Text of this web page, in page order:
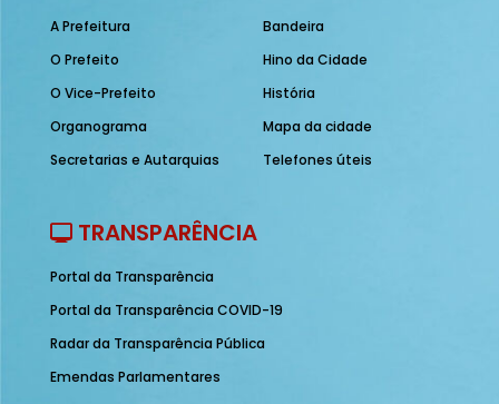
A Prefeitura
O Prefeito
O Vice-Prefeito
Organograma
Secretarias e Autarquias
Bandeira
Hino da Cidade
História
Mapa da cidade
Telefones úteis
TRANSPARÊNCIA
Portal da Transparência
Portal da Transparência COVID-19
Radar da Transparência Pública
Emendas Parlamentares